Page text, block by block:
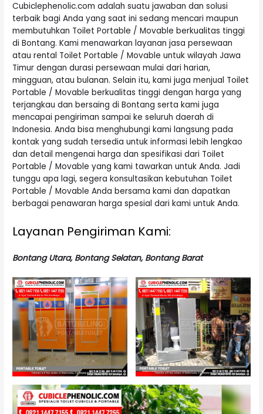
Cubiclephenolic.com adalah suatu jawaban dan solusi
terbaik bagi Anda yang saat ini sedang mencari maupun
membutuhkan Toilet Portable / Movable berkualitas tinggi
di Bontang. Kami menawarkan layanan jasa persewaan
atau rental Toilet Portable / Movable untuk wilayah Jawa
Timur dengan durasi persewaan mulai dari harian,
mingguan, atau bulanan. Selain itu, kami juga menjual Toilet
Portable / Movable berkualitas tinggi dengan harga yang
terjangkau dan bersaing di Bontang serta kami juga
mencapai pengiriman sampai ke seluruh daerah di
Indonesia. Anda bisa menghubungi kami langsung pada
kontak yang sudah tersedia untuk informasi lebih lengkao
dan detail mengenai harga dan spesifikasi dari Toilet
Portable / Movable yang kami tawarkan untuk Anda. Jadi
tunggu apa lagi, segera konsultasikan kebutuhan Toilet
Portable / Movable Anda bersama kami dan dapatkan
berbagai penawaran harga spesial dari kami untuk Anda.
Layanan Pengiriman Kami:
Bontang Utara, Bontang Selatan, Bontang Barat